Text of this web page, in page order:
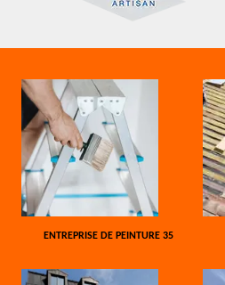
ENTREPRISE DE PEINTURE 35